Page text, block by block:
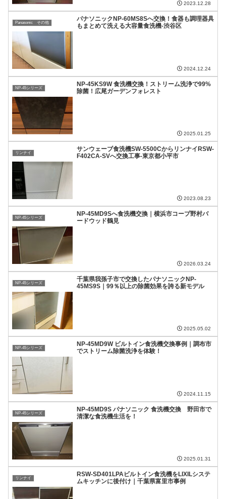
2023.12.28
Panasonic その他
パナソニックNP-60MS8Sへ交換！食器も調理器具
もまとめて洗える大容量食洗機-渋谷区
2024.12.24
NP-45シリーズ
NP-45KS9W 食洗機交換！ストリーム洗浄で99%
除菌！広尾ガーデンフォレスト
2025.01.25
リンナイ
サンウェーブ食洗機SW-5500CからリンナイRSW-
F402CA-SVへ交換工事-東京都小平市
2023.08.23
NP-45シリーズ
NP-45MD9Sへ食洗機交換｜横浜市コープ野村バ
ードウッド鶴見
2026.03.24
NP-45シリーズ
千葉県我孫子市で交換したパナソニックNP-
45MS9S｜99％以上の除菌効果を誇る新モデル
2025.05.02
NP-45シリーズ
NP-45MD9W ビルトイン食洗機交換事例｜調布市
でストリーム除菌洗浄を体験！
2024.11.15
NP-45シリーズ
NP-45MD9S パナソニック 食洗機交換 野田市で
清潔な食洗機生活を！
2025.01.31
リンナイ
RSW‑SD401LPAビルトイン食洗機をLIXILシステ
ムキッチンに後付け｜千葉県富里市事例